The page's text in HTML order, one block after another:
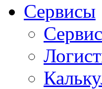
Сервисы